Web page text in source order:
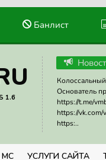
Банлист
1.6
Основатель
https://t.me/
https://vk.com/
https:..
МС УСЛУГИ САЙТА